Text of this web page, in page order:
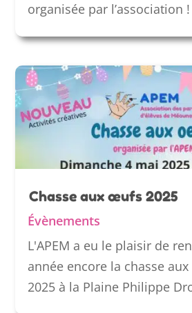
organisée par l’association !
Chasse aux œufs 2025
Évènements
L'APEM a eu le plaisir de
année encore la chasse
2025 à la Plaine Philippe